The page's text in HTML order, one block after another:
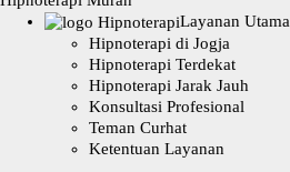
Layanan Utama
Hipnoterapi di Jogja
Hipnoterapi Terdekat
Hipnoterapi Jarak Jauh
Konsultasi Profesional
Teman Curhat
Ketentuan Layanan